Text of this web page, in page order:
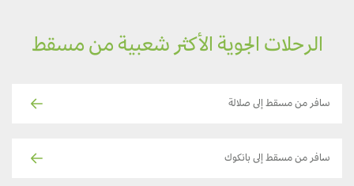
الرحلات الجوية الأكثر شعبية من مسقط
سافر من مسقط إلى صلالة
سافر من مسقط إلى بانكوك